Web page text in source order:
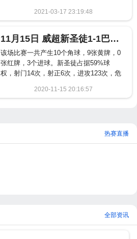
门5次，射正1次，进攻72次，危险进攻16
2021-03-17 23:19:48
460
11月15日 威超新圣徒1-1巴利镇完赛战报
该场比赛一共产生10个角球，9张黄牌，0
张红牌，3个进球。新圣徒占据59%球
权，射门14次，射正6次，进攻123次，危
13次，射正3次，进攻103次，危险进攻44
2020-11-15 20:16:57
981
热赛直播
全部资讯